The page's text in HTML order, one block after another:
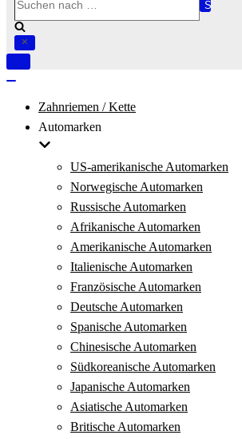
nach …
Navigation
Zahnriemen / Kette
Automarken
US-amerikanische Automarken
Norwegische Automarken
Russische Automarken
Afrikanische Automarken
Amerikanische Automarken
Italienische Automarken
Französische Automarken
Deutsche Automarken
Spanische Automarken
Chinesische Automarken
Südkoreanische Automarken
Japanische Automarken
Asiatische Automarken
Britische Automarken